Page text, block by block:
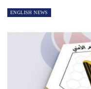
ENGLISH NEWS